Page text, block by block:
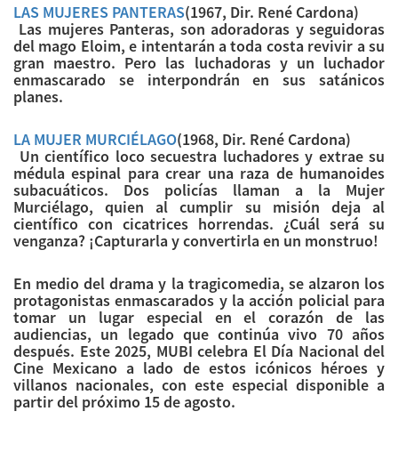
LAS MUJERES PANTERAS(1967, Dir. René Cardona)
Las mujeres Panteras, son adoradoras y seguidoras
del mago Eloim, e intentarán a toda costa revivir a su
gran maestro. Pero las luchadoras y un luchador
enmascarado se interpondrán en sus satánicos
planes.
LA MUJER MURCIÉLAGO(1968, Dir. René Cardona)
Un científico loco secuestra luchadores y extrae su
médula espinal para crear una raza de humanoides
subacuáticos. Dos policías llaman a la Mujer
Murciélago, quien al cumplir su misión deja al
científico con cicatrices horrendas. ¿Cuál será su
venganza? ¡Capturarla y convertirla en un monstruo!
En medio del drama y la tragicomedia, se alzaron los
protagonistas enmascarados y la acción policial para
tomar un lugar especial en el corazón de las
audiencias, un legado que continúa vivo 70 años
después. Este 2025, MUBI celebra El Día Nacional del
Cine Mexicano a lado de estos icónicos héroes y
villanos nacionales, con este especial disponible a
partir del próximo 15 de agosto.